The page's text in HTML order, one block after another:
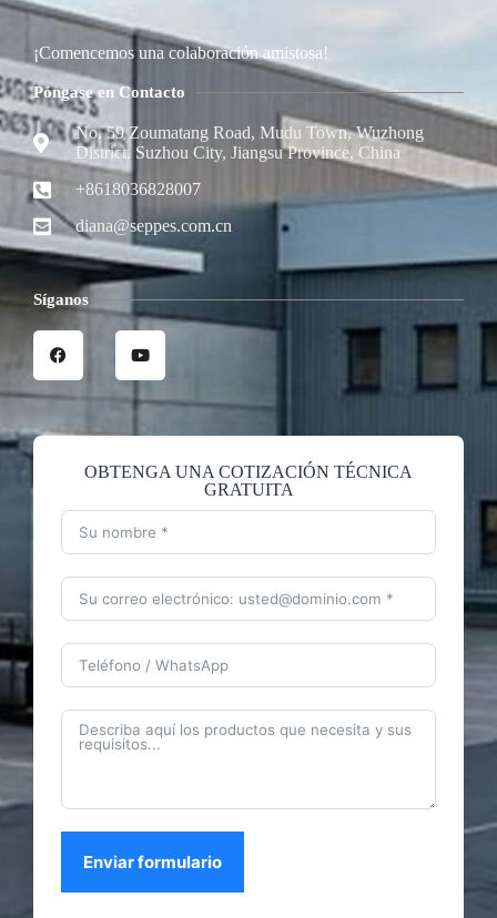
¡Comencemos una colaboración amistosa!
Póngase en Contacto
No. 59 Zoumatang Road, Mudu Town, Wuzhong
District, Suzhou City, Jiangsu Province, China
+8618036828007
diana@seppes.com.cn
Síganos
OBTENGA UNA COTIZACIÓN TÉCNICA
GRATUITA
Enviar formulario